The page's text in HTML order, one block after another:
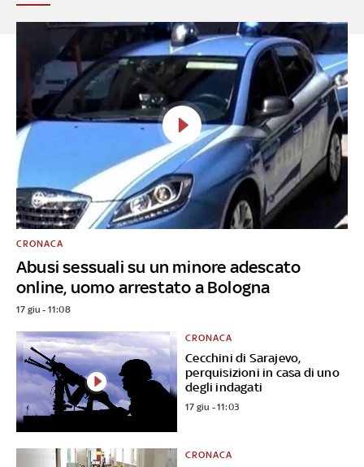
Abusi sessuali su un minore adescato
online, uomo arrestato a Bologna
CRONACA
17 giu - 11:08
Cecchini di Sarajevo,
perquisizioni in casa di uno
degli indagati
CRONACA
17 giu - 11:03
CRONACA